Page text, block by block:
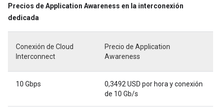
Precios de Application Awareness en la interconexión
dedicada
Conexión de Cloud
Interconnect
Precio de Application
Awareness
10 Gbps
0,3492 USD por hora y conexión
de 10 Gb/s